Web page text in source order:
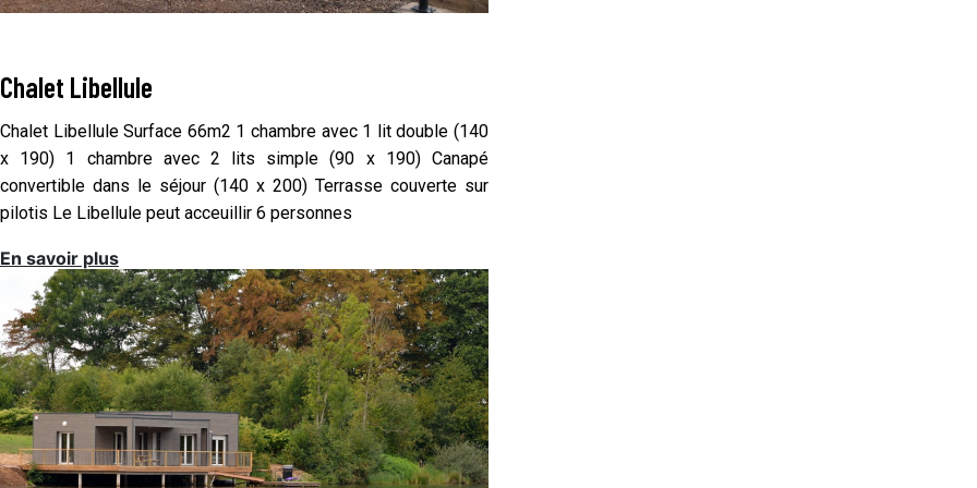
Chalet Libellule
Chalet Libellule Surface 66m2 1 chambre avec 1 lit double (140
x 190) 1 chambre avec 2 lits simple (90 x 190) Canapé
convertible dans le séjour (140 x 200) Terrasse couverte sur
pilotis Le Libellule peut acceuillir 6 personnes
En savoir plus